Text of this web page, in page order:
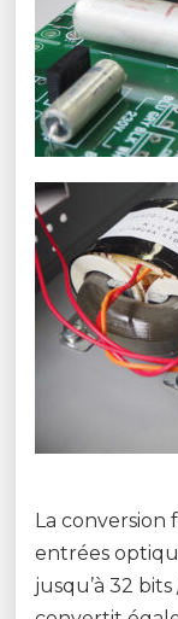
La conversion
entrées
jusqu’à 32 bits